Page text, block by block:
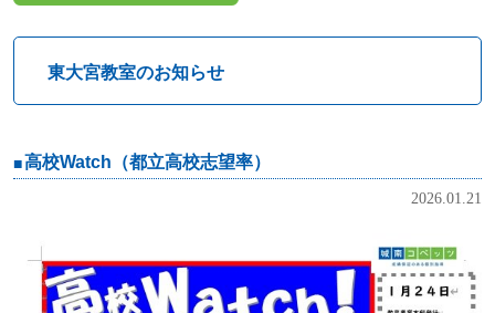
東大宮教室のお知らせ
高校Watch（都立高校志望率）
2026.01.21